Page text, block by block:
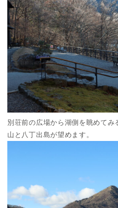
別荘前の広場から湖側を眺めて
山と八丁出島が望めます。